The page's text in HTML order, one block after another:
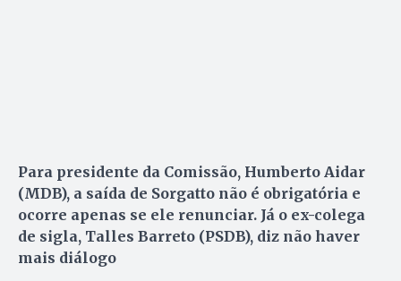
Para presidente da Comissão, Humberto Aidar
(MDB), a saída de Sorgatto não é obrigatória e
ocorre apenas se ele renunciar. Já o ex-colega
de sigla, Talles Barreto (PSDB), diz não haver
mais diálogo